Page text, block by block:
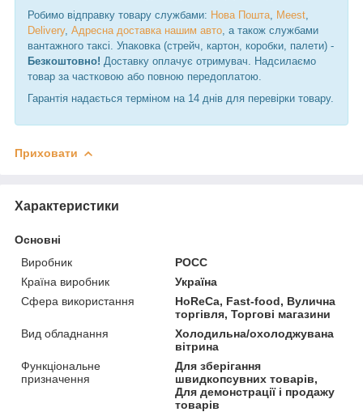
Робимо відправку товару службами: Нова Пошта Meest
Delivery, Адресна доставка нашим авто , а також службами
вантажного таксі. Упаковка (стрейч, картон, коробки, палети) -
Безкоштовно! Доставку оплачує отримувач. Надсилаємо
товар за частковою або повною передоплатою.
Гарантія надається терміном на 14 днів для перевірки товару.
Приховати
Характеристики
Основні
Виробник
РОСС
Країна виробник
Україна
Сфера використання
HoReCa, Fast-food, Вулична
торгівля, Торгові магазини
Вид обладнання
Холодильна/охолоджувана
вітрина
Функціональне
призначення
Для зберігання
швидкопсувних товарів,
Для демонстрації і продажу
товарів